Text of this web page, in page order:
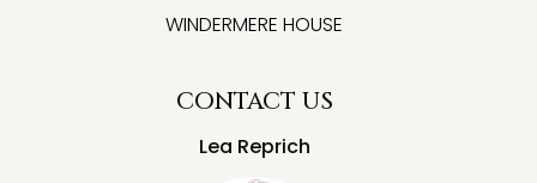
WINDERMERE HOUSE
CONTACT US
Lea Reprich